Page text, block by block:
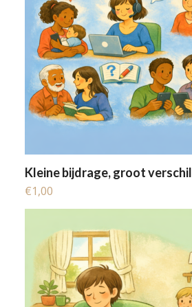
Kleine bijdrage, groot verschil
€1,00